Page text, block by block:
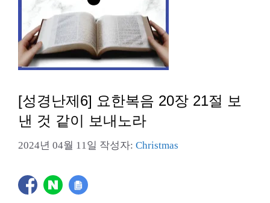
[성경난제6] 요한복음 20장 21절 보
낸 것 같이 보내노라
2024년 04월 11일 작성자: Christmas